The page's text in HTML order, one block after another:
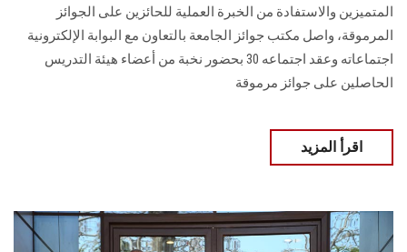
المتميزين والاستفادة من الخبرة العملية للحائزين على الجوائز
المرموقة، واصل مكتب جوائز الجامعة بالتعاون مع البوابة الإلكترونية
اجتماعاته وعقد اجتماعه 30 بحضور نخبة من أعضاء هيئة التدريس
الحاصلين على جوائز مرموقة
اقرأ المزيد